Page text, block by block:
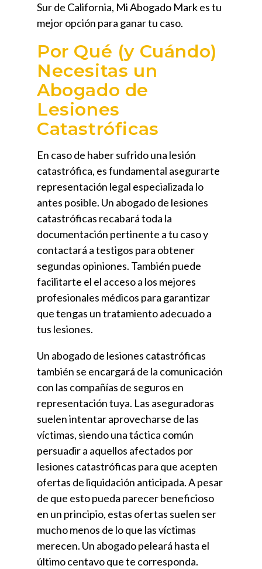
Sur de California, Mi Abogado Mark es tu
mejor opción para ganar tu caso.
Por Qué (y Cuándo)
Necesitas un
Abogado de
Lesiones
Catastróficas
En caso de haber sufrido una lesión
catastrófica, es fundamental asegurarte
representación legal especializada lo
antes posible. Un abogado de lesiones
catastróficas recabará toda la
documentación pertinente a tu caso y
contactará a testigos para obtener
segundas opiniones. También puede
facilitarte el el acceso a los mejores
profesionales médicos para garantizar
que tengas un tratamiento adecuado a
tus lesiones.
Un abogado de lesiones catastróficas
también se encargará de la comunicación
con las compañías de seguros en
representación tuya. Las aseguradoras
suelen intentar aprovecharse de las
víctimas, siendo una táctica común
persuadir a aquellos afectados por
lesiones catastróficas para que acepten
ofertas de liquidación anticipada. A pesar
de que esto pueda parecer beneficioso
en un principio, estas ofertas suelen ser
mucho menos de lo que las víctimas
merecen. Un abogado peleará hasta el
último centavo que te corresponda.